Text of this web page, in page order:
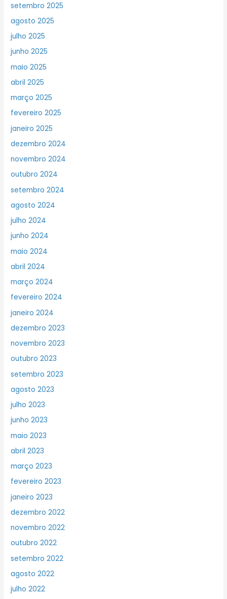
setembro 2025
agosto 2025
julho 2025
junho 2025
maio 2025
abril 2025
março 2025
fevereiro 2025
janeiro 2025
dezembro 2024
novembro 2024
outubro 2024
setembro 2024
agosto 2024
julho 2024
junho 2024
maio 2024
abril 2024
março 2024
fevereiro 2024
janeiro 2024
dezembro 2023
novembro 2023
outubro 2023
setembro 2023
agosto 2023
julho 2023
junho 2023
maio 2023
abril 2023
março 2023
fevereiro 2023
janeiro 2023
dezembro 2022
novembro 2022
outubro 2022
setembro 2022
agosto 2022
julho 2022